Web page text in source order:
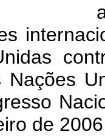
a
Nações
de